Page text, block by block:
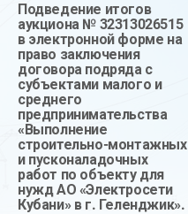
Подведение итогов
аукциона № 32313026515
в электронной форме на
право заключения
договора подряда с
субъектами малого и
среднего
предпринимательства
«Выполнение
строительно-монтажных
и пусконаладочных
работ по объекту для
нужд АО «Электросети
Кубани» в г. Геленджик».